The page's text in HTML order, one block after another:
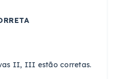
II, III estão corretas.